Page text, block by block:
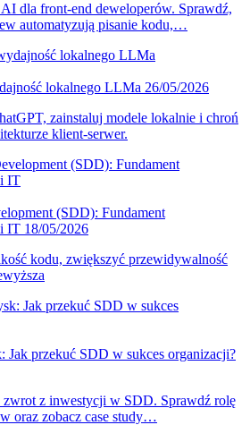
dla front-end deweloperów. Sprawdź,
automatyzują pisanie kodu,…
lokalnego LLMa 26/05/2026
zainstaluj modele lokalnie i chroń
klient-serwer.
(SDD): Fundament
IT 18/05/2026
kodu, zwiększyć przewidywalność
Jak przekuć SDD w sukces organizacji?
z inwestycji w SDD. Sprawdź rolę
oraz zobacz case study…